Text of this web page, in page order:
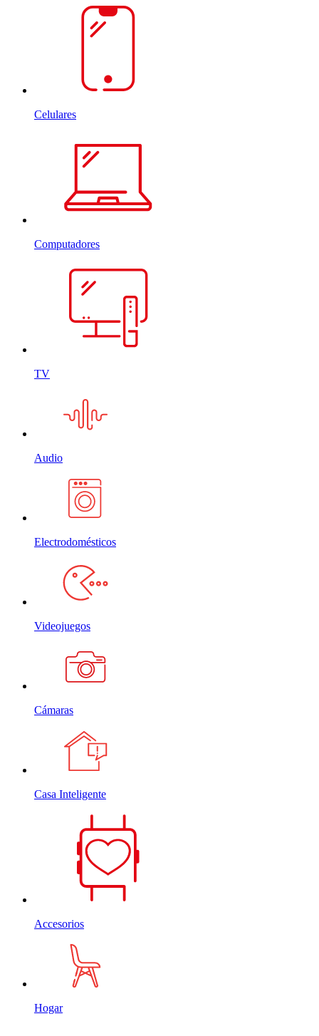
Celulares
Computadores
TV
Audio
Electrodomésticos
Videojuegos
Cámaras
Casa Inteligente
Accesorios
Hogar